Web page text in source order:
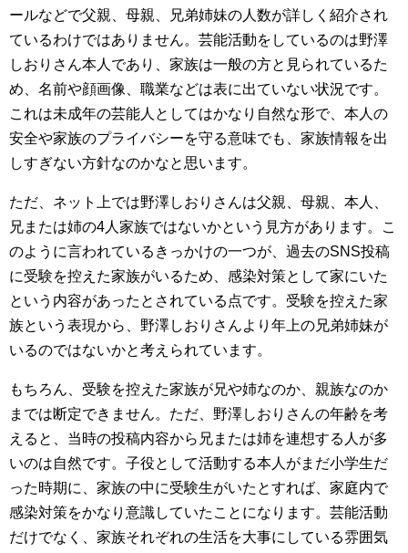
ールなどで父親、母親、兄弟姉妹の人数が詳しく紹介され
ているわけではありません。芸能活動をしているのは野澤
しおりさん本人であり、家族は一般の方と見られているた
め、名前や顔画像、職業などは表に出ていない状況です。
これは未成年の芸能人としてはかなり自然な形で、本人の
安全や家族のプライバシーを守る意味でも、家族情報を出
しすぎない方針なのかなと思います。
ただ、ネット上では野澤しおりさんは父親、母親、本人、
兄または姉の4人家族ではないかという見方があります。こ
のように言われているきっかけの一つが、過去のSNS投稿
に受験を控えた家族がいるため、感染対策として家にいた
という内容があったとされている点です。受験を控えた家
族という表現から、野澤しおりさんより年上の兄弟姉妹が
いるのではないかと考えられています。
もちろん、受験を控えた家族が兄や姉なのか、親族なのか
までは断定できません。ただ、野澤しおりさんの年齢を考
えると、当時の投稿内容から兄または姉を連想する人が多
いのは自然です。子役として活動する本人がまだ小学生だ
った時期に、家族の中に受験生がいたとすれば、家庭内で
感染対策をかなり意識していたことになります。芸能活動
だけでなく、家族それぞれの生活を大事にしている雰囲気